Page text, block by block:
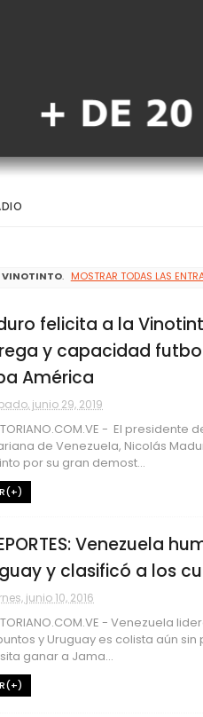
VINOTINTO. MOSTRAR TODAS LAS
felicita a la
y capacidad
América
junio 29, 2019
- El presidente
de Venezuela, Nicolás
por su gran demost...
Venezuela
y clasificó a los
junio 10, 2016
- Venezuela
y Uruguay es colista aún sin
ganar a Jama...